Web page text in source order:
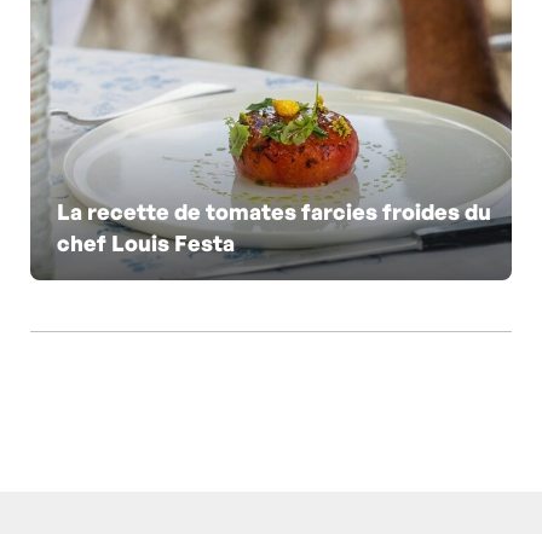
La recette de tomates farcies froides du
chef Louis Festa